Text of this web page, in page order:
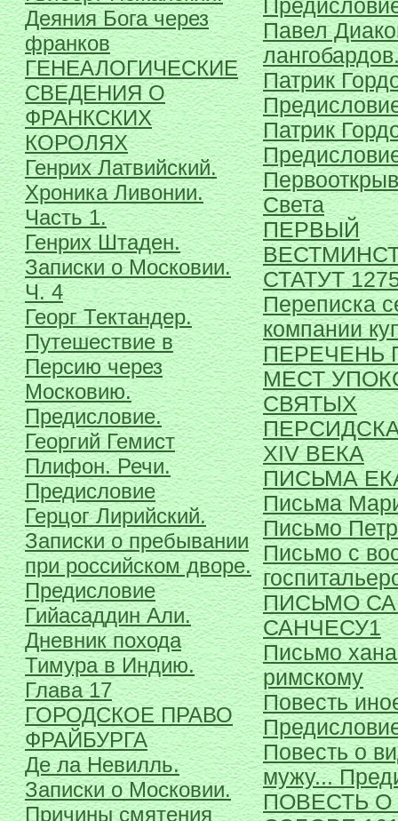
Деяния Бога через
франков
ГЕНЕАЛОГИЧЕСКИЕ
СВЕДЕНИЯ О
ФРАНКСКИХ
КОРОЛЯХ
Генрих Латвийский.
Хроника Ливонии.
Часть 1.
Генрих Штаден.
Записки о Московии.
Ч. 4
Георг Тектандер.
Путешествие в
Персию через
Московию.
Предисловие.
Георгий Гемист
Плифон. Речи.
Предисловие
Герцог Лирийский.
Записки о пребывании
при российском дворе.
Предисловие
Гийасаддин Али.
Дневник похода
Тимура в Индию.
Глава 17
ГОРОДСКОЕ ПРАВО
ФРАЙБУРГА
Де ла Невилль.
Записки о Московии.
Причины смятения
Павел
Патрик
Патрик
Света
ПЕРВЫЙ
СТАТУТ
Переписка
компании
ПЕРЕЧЕНЬ
МЕСТ
СВЯТЫХ
XIV ВЕКА
ПИСЬМА
Письма
Письмо
Письмо с
ПИСЬМО
САНЧЕСУ1
Письмо
римскому
Повесть
Повесть о
мужу...
ПОВЕСТЬ